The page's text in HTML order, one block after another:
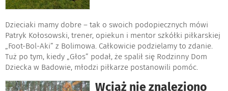
Dzieciaki mamy dobre – tak o swoich podopiecznych mówi
Patryk Kołosowski, trener, opiekun i mentor szkółki piłkarskiej
„Foot-Bol-Aki” z Bolimowa. Całkowicie podzielamy to zdanie.
Tuż po tym, kiedy „Głos” podał, że spalił się Rodzinny Dom
Dziecka w Badowie, młodzi piłkarze postanowili pomóc.
Wciąż nie znaleziono